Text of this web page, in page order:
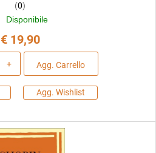
(0)
Disponibile
€ 19,90
Agg. Carrello
Agg. Wishlist